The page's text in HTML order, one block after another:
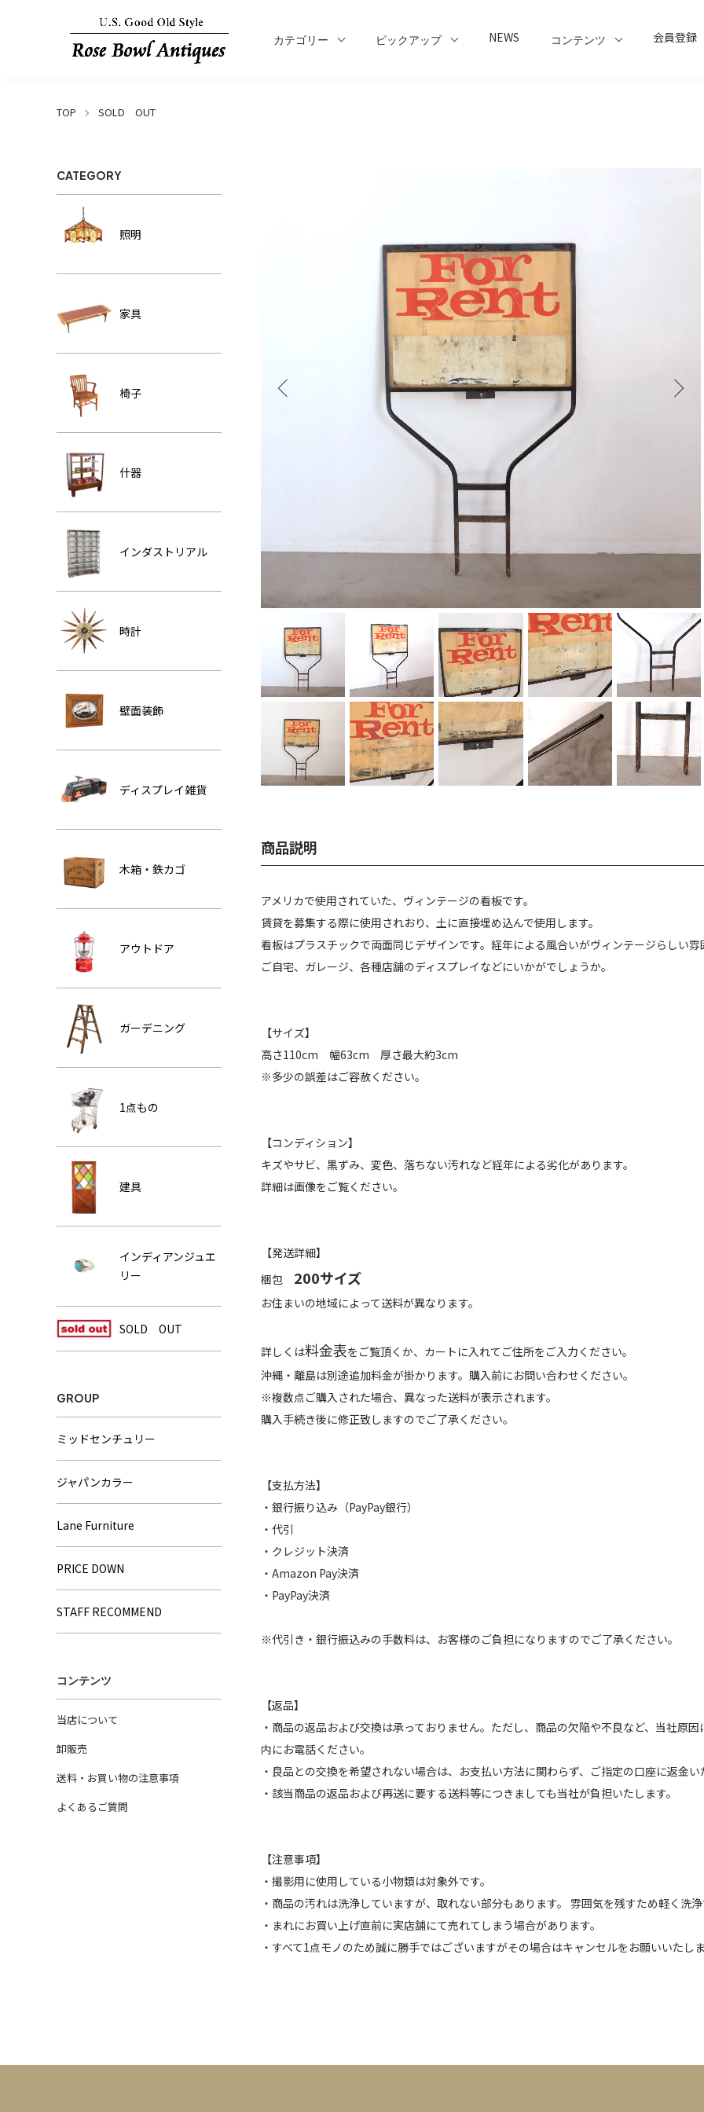
カテゴリー ピックアップ NEWS コンテンツ 会員登録
TOP SOLD OUT
商品説明
アメリカで使用されていた、ヴィンテージの看板です。
賃貸を募集する際に使用されおり、土に直接埋め込んで使用します。
看板はプラスチックで両面同じデザインです。経年による風合いがヴィンテージらしい雰
ご自宅、ガレージ、各種店舗のディスプレイなどにいかがでしょうか。
【サイズ】
高さ110cm 幅63cm 厚さ最大約3cm
※多少の誤差はご容赦ください。
【コンディション】
キズやサビ、黒ずみ、変色、落ちない汚れなど経年による劣化があります。
詳細は画像をご覧ください。
【発送詳細】
梱包 200サイズ
お住まいの地域によって送料が異なります。
詳しくは料金表をご覧頂くか、カートに入れてご住所をご入力ください。
沖縄・離島は別途追加料金が掛かります。購入前にお問い合わせください。
※複数点ご購入された場合、異なった送料が表示されます。
購入手続き後に修正致しますのでご了承ください。
【支払方法】
・銀行振り込み（PayPay銀行）
・代引
・クレジット決済
・Amazon Pay決済
・PayPay決済
※代引き・銀行振込みの手数料は、お客様のご負担になりますのでご了承ください。
【返品】
・商品の返品および交換は承っておりません。ただし、商品の欠陥や不良など、当社
内にお電話ください。
・良品との交換を希望されない場合は、お支払い方法に関わらず、ご指定の口座に返金い
・該当商品の返品および再送に要する送料等につきましても当社が負担いたします。
【注意事項】
・撮影用に使用している小物類は対象外です。
・商品の汚れは洗浄していますが、取れない部分もあります。 雰囲気を残すため軽く洗
・まれにお買い上げ直前に実店舗にて売れてしまう場合があります。
・すべて1点モノのため誠に勝手ではございますがその場合はキャンセルをお願いいたしま
CATEGORY
照明
家具
椅子
什器
インダストリアル
時計
壁面装飾
ディスプレイ雑貨
木箱・鉄カゴ
アウトドア
ガーデニング
1点もの
建具
インディアンジュエ
リー
SOLD OUT
GROUP
ミッドセンチュリー
ジャパンカラー
Lane Furniture
PRICE DOWN
STAFF RECOMMEND
コンテンツ
当店について
卸販売
送料・お買い物の注意事項
よくあるご質問